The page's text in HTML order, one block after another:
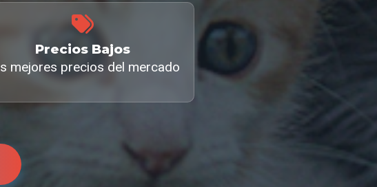
Precios Bajos
mejores precios del mercado